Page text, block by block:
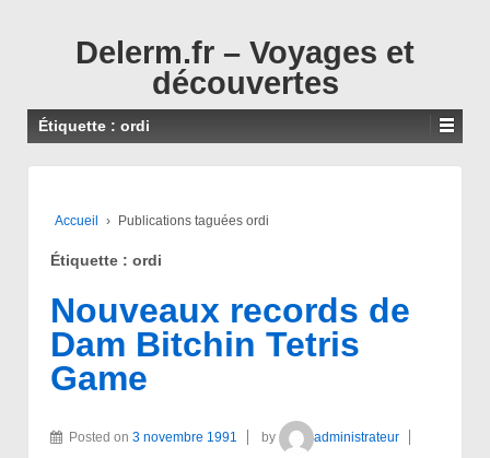
PRINCIPAL
Delerm.fr – Voyages et
découvertes
Étiquette : ordi
Accueil › Publications taguées ordi
Étiquette : ordi
Nouveaux records de
Dam Bitchin Tetris
Game
Posted on 3 novembre 1991 by
administrateur